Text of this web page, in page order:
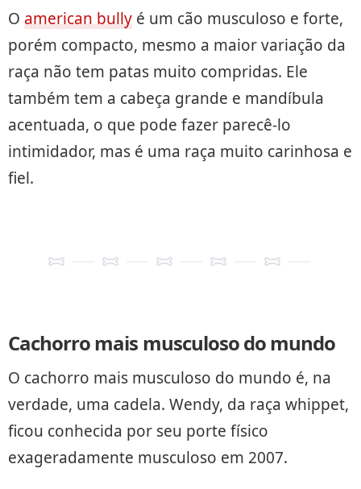
O american bully é um cão musculoso e forte,
porém compacto, mesmo a maior variação da
raça não tem patas muito compridas. Ele
também tem a cabeça grande e mandíbula
acentuada, o que pode fazer parecê-lo
intimidador, mas é uma raça muito carinhosa e
fiel.
Cachorro mais musculoso do mundo
O cachorro mais musculoso do mundo é, na
verdade, uma cadela. Wendy, da raça whippet,
ficou conhecida por seu porte físico
exageradamente musculoso em 2007.